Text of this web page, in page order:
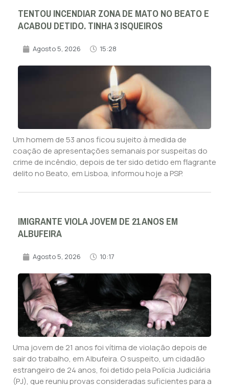
TENTOU INCENDIAR ZONA DE MATO NO BEATO E
ACABOU DETIDO. TINHA 3 ISQUEIROS
Agosto 5, 2026 15:28
Um homem de 53 anos ficou sujeito à medida de
coação de apresentações semanais por suspeitas do
crime de incêndio, depois de ter sido detido em flagrante
delito no Beato, em Lisboa, informou hoje a PSP.
IMIGRANTE VIOLA JOVEM DE 21 ANOS EM
ALBUFEIRA
Agosto 5, 2026 10:17
Uma jovem de 21 anos foi vítima de violação depois de
sair do trabalho, em Albufeira. O suspeito, um cidadão
estrangeiro de 24 anos, foi detido pela Polícia Judiciária
(PJ), que reuniu provas consideradas suficientes para a